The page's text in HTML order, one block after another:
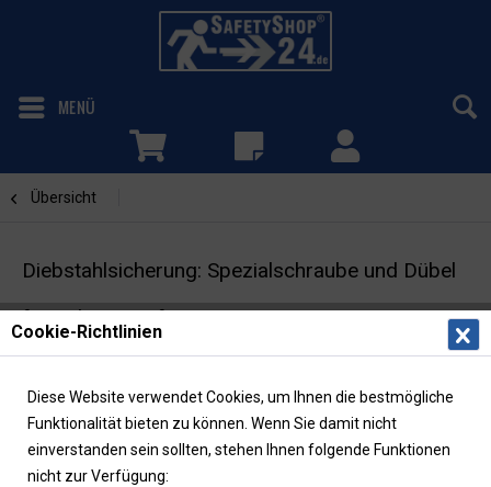
MENÜ
Übersicht
Diebstahlsicherung: Spezialschraube und Dübel
für Rahmen SafetyFrame P & SE
Cookie-Richtlinien
Diese Website verwendet Cookies, um Ihnen die bestmögliche
Funktionalität bieten zu können. Wenn Sie damit nicht
einverstanden sein sollten, stehen Ihnen folgende Funktionen
nicht zur Verfügung: